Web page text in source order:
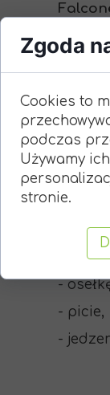
- nóż,
-
- 2
kartę
-
- picie,
-
Zgoda
Cookies to
podczas
Używamy
stronie.